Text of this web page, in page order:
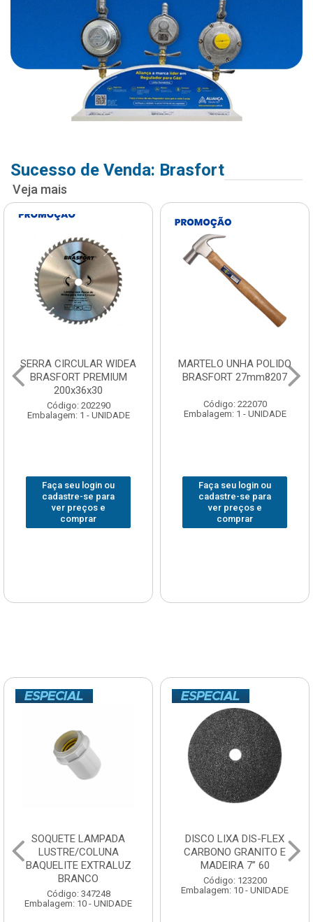
Sucesso de Venda: Brasfort
Veja mais
SERRA CIRCULAR WIDEA
BRASFORT PREMIUM
200x36x30
Código: 202290
Embalagem: 1 - UNIDADE
Faça seu login ou
cadastre-se para
ver preços e
comprar
MARTELO UNHA POLIDO
BRASFORT 27mm8207
Código: 222070
Embalagem: 1 - UNIDADE
Faça seu login ou
cadastre-se para
ver preços e
comprar
SOQUETE LAMPADA
LUSTRE/COLUNA
BAQUELITE EXTRALUZ
BRANCO
Código: 347248
Embalagem: 10 - UNIDADE
DISCO LIXA DIS-FLEX
CARBONO GRANITO E
MADEIRA 7” 60
Código: 123200
Embalagem: 10 - UNIDADE